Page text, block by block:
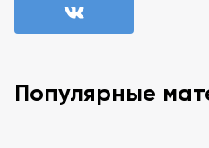
Популярные